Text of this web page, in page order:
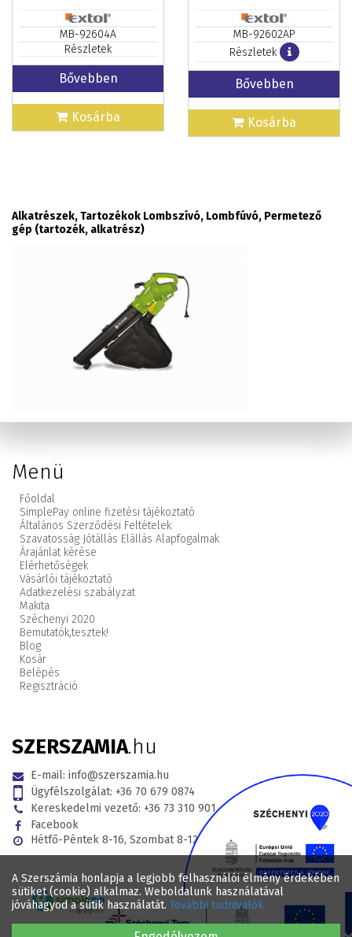
A Szerszámia honlapja a legjobb felhasználói élmény érdekében
sütiket (cookie) alkalmaz. Weboldalunk használatával
jóváhagyod a sütik használatát. További tudnivalók
MB-92604A
Részletek
Bővebben
Kosárba
MB-92602AP
Részletek
Bővebben
Kosárba
Alkatrészek, Tartozékok Lombszívó, Lombfúvó, Permetező
gép (tartozék, alkatrész)
Menü
Főoldal
SimplePay online fizetési tájékoztató
Általános Szerződési Feltételek
Szavatosság Jótállás Elállás Alapfogalmak
Árajánlat kérése
Elérhetőségek
Vásárlói tájékoztató
Adatkezelési szabályzat
Makita
Széchenyi 2020
Bemutatók,tesztek!
Blog
Kosár
Belépés
Regisztráció
SZERSZAMIA.hu
E-mail: info@szerszamia.hu
Ügyfélszolgálat: +36 70 679 0874
Kereskedelmi vezető: +36 73 310 901
Facebook
Hétfő-Péntek 8-16, Szombat 8-12